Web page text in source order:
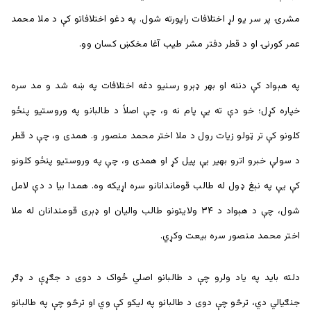
مشرۍ پر سر یو لړ اختلافات راپورته شول. په دغو اختلافاتو کې د ملا محمد
عمر کورنۍ او د قطر دفتر مشر طیب آغا مخکښ کسان وو.
په هېواد کې دننه او بهر ډېرو رسنیو دغه اختلافات په ښه شد و مد سره
خپاره کړل؛ خو دې ته یې پام نه و، چې اصلاً د طالبانو په وروستیو پنځو
کلونو کې تر ټولو زیات رول د ملا اختر محمد منصور و. همدی و، چې د قطر
د سولې خبرو اترو بهیر یې پيل کړ او همدی و، چې په وروستیو پنځو کلونو
کې یې په نېغ ډول له طالب قوماندانانو سره اړیکه وه. همدا بیا د دې لامل
شول، چې د هېواد د ۳۴ ولایتونو طالب والیان او ډېری قومندانان له ملا
اختر محمد منصور سره بیعت وکړي.
دلته باید په یاد ولرو چې د طالبانو اصلي ځواک د دوی د جګړې د ډګر
جنګيالي دي، ترڅو چې دوی د طالبانو په لیکو کې وي او ترڅو چې په طالبانو